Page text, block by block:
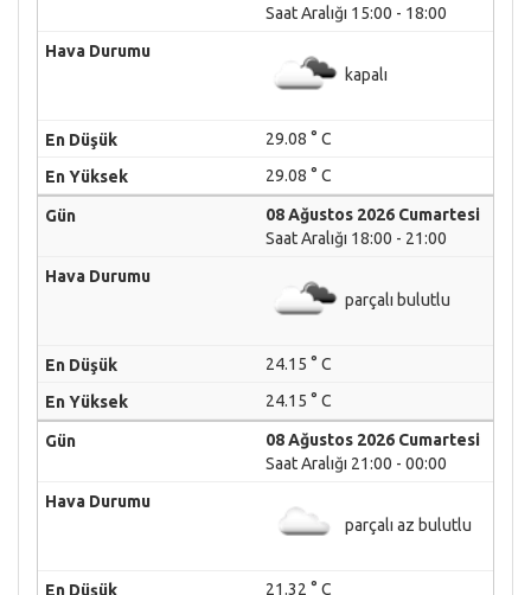
Saat Aralığı 15:00 - 18:00
kapalı
29.08 ° C
29.08 ° C
08 Ağustos 2026 Cumartesi
Saat Aralığı 18:00 - 21:00
parçalı bulutlu
24.15 ° C
24.15 ° C
08 Ağustos 2026 Cumartesi
Saat Aralığı 21:00 - 00:00
parçalı az bulutlu
21.32 ° C